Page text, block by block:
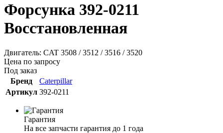
Форсунка 392-0211
Восстановленная
Двигатель: CAT 3508 / 3512 / 3516 / 3520
Цена по запросу
Под заказ
Бренд
Caterpillar
Артикул 392-0211
Гарантия
На все запчасти гарантия до 1 года